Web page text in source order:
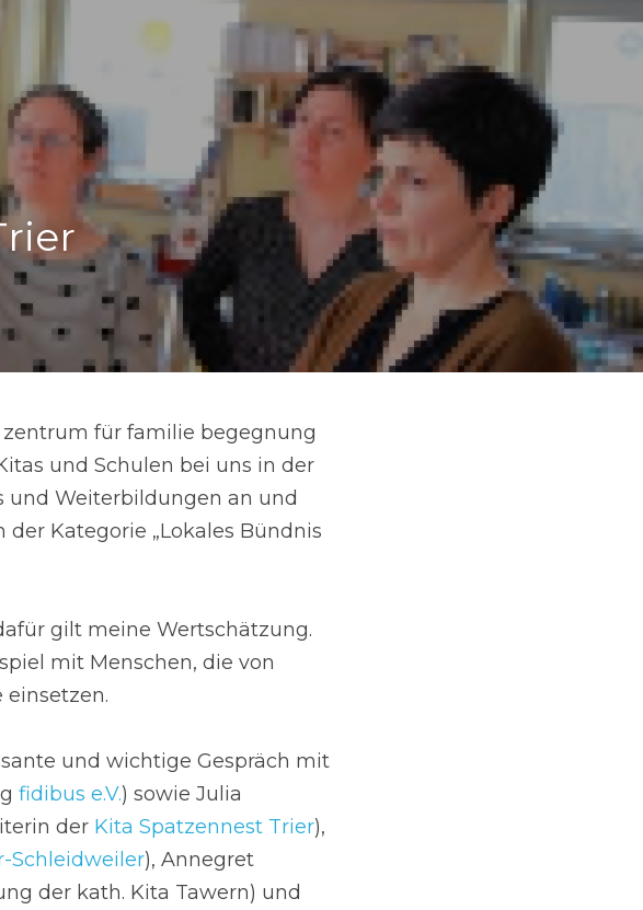
für familie begegnung
und Schulen bei uns in der
und Weiterbildungen an und
Kategorie „Lokales Bündnis
gilt meine Wertschätzung.
mit Menschen, die von
und wichtige Gespräch mit
fidibus e.V.) sowie Julia
der Kita Spatzennest Trier),
Schleidweiler), Annegret
der kath. Kita Tawern) und